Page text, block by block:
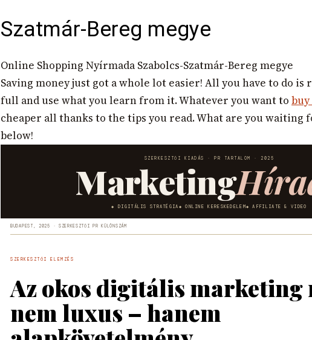
Szatmár-Bereg megye
Online Shopping Nyírmada Szabolcs-Szatmár-Bereg megye
Saving money just got a whole lot easier! All you have to do is
full and use what you learn from it. Whatever you want to
cheaper all thanks to the tips you read. What are you waiting
below!
SZERKESZTŐI KIADÁS · PR TARTALOM · 2025
Marketing
DIGITÁLIS STRATÉGIA ONLINE KERESKEDELEM AFFILIATE & VIDEO
BUDAPEST, 2025 · SZERKESZTŐI PR KÜLÖNSZÁM
SZERKESZTŐI ELEMZÉS
Az okos digitális marketing
nem luxus – hanem